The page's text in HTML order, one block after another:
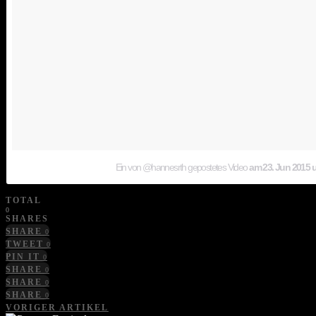
Ein von @hannesrth gepostetes Videoam23. Jun 2015
TOTAL
0
SHARES
SHARE 0
TWEET 0
PIN IT 0
SHARE 0
SHARE 0
SHARE 0
VORIGER ARTIKEL